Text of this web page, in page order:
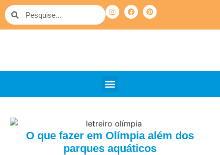
O que fazer em Olímpia além dos
parques aquáticos